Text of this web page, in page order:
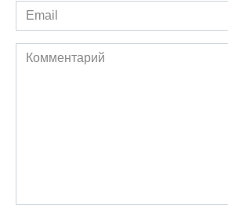
Email
*
Комментарий